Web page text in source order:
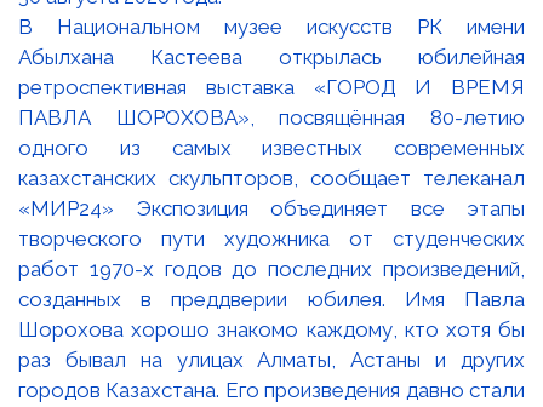
В Национальном музее искусств РК имени
Абылхана Кастеева открылась юбилейная
ретроспективная выставка «ГОРОД И ВРЕМЯ
ПАВЛА ШОРОХОВА», посвящённая 80-летию
одного из самых известных современных
казахстанских скульпторов, сообщает телеканал
«МИР24» Экспозиция объединяет все этапы
творческого пути художника от студенческих
работ 1970-х годов до последних произведений,
созданных в преддверии юбилея. Имя Павла
Шорохова хорошо знакомо каждому, кто хотя бы
раз бывал на улицах Алматы, Астаны и других
городов Казахстана. Его произведения давно стали